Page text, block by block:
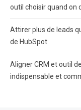
outil choisir quand on
Attirer plus de leads
de HubSpot
Aligner CRM et outil
indispensable et